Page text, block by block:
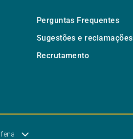
Perguntas Frequentes
Sugestões e reclamações
Recrutamento